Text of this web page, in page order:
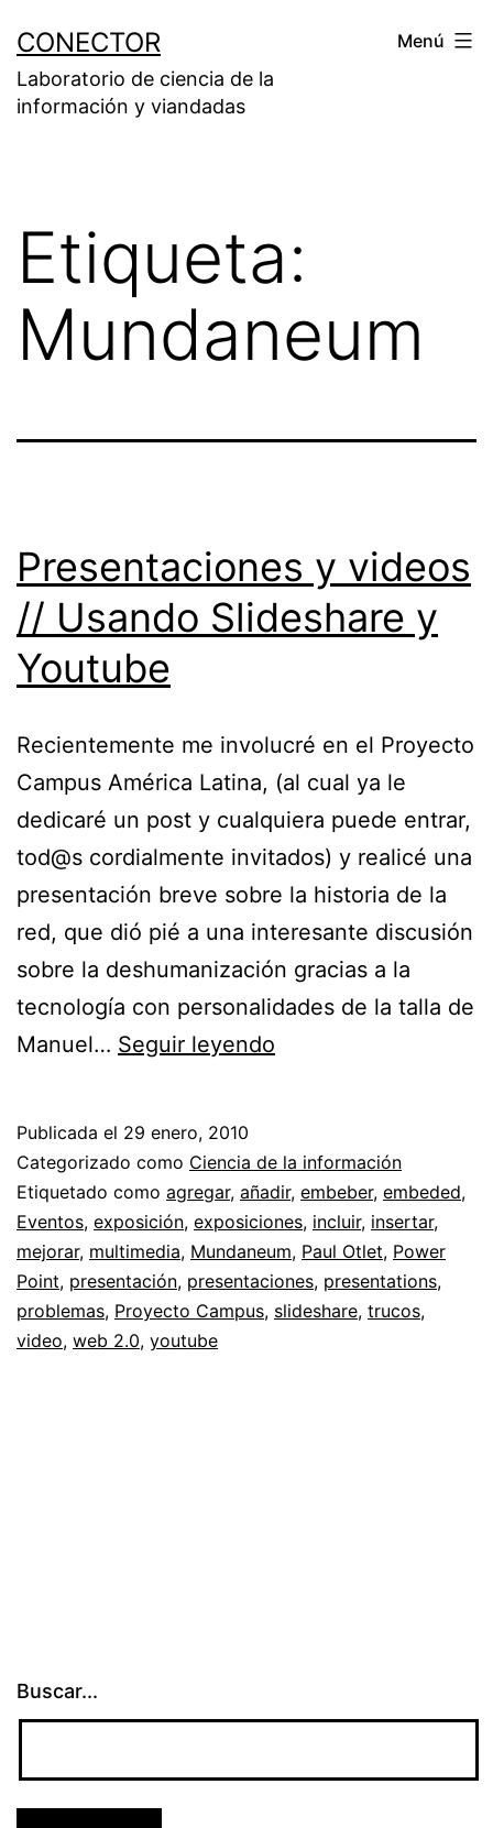
contenido
CONECTOR
Laboratorio de ciencia de la
información y viandadas
Menú
Etiqueta:
Mundaneum
Presentaciones y videos
// Usando Slideshare y
Youtube
Recientemente me involucré en el Proyecto
Campus América Latina, (al cual ya le
dedicaré un post y cualquiera puede entrar,
tod@s cordialmente invitados) y realicé una
presentación breve sobre la historia de la
red, que dió pié a una interesante discusión
sobre la deshumanización gracias a la
tecnología con personalidades de la talla de
Manuel… Seguir leyendo
//
Usando
Slideshare
y
Youtube
Publicada el 29 enero, 2010
Categorizado como Ciencia de la información
Etiquetado como agregar, añadir, embeber, embeded,
Eventos, exposición, exposiciones, incluir, insertar,
mejorar, multimedia, Mundaneum, Paul Otlet, Power
Point, presentación, presentaciones, presentations,
problemas, Proyecto Campus, slideshare, trucos,
video, web 2.0, youtube
Buscar...